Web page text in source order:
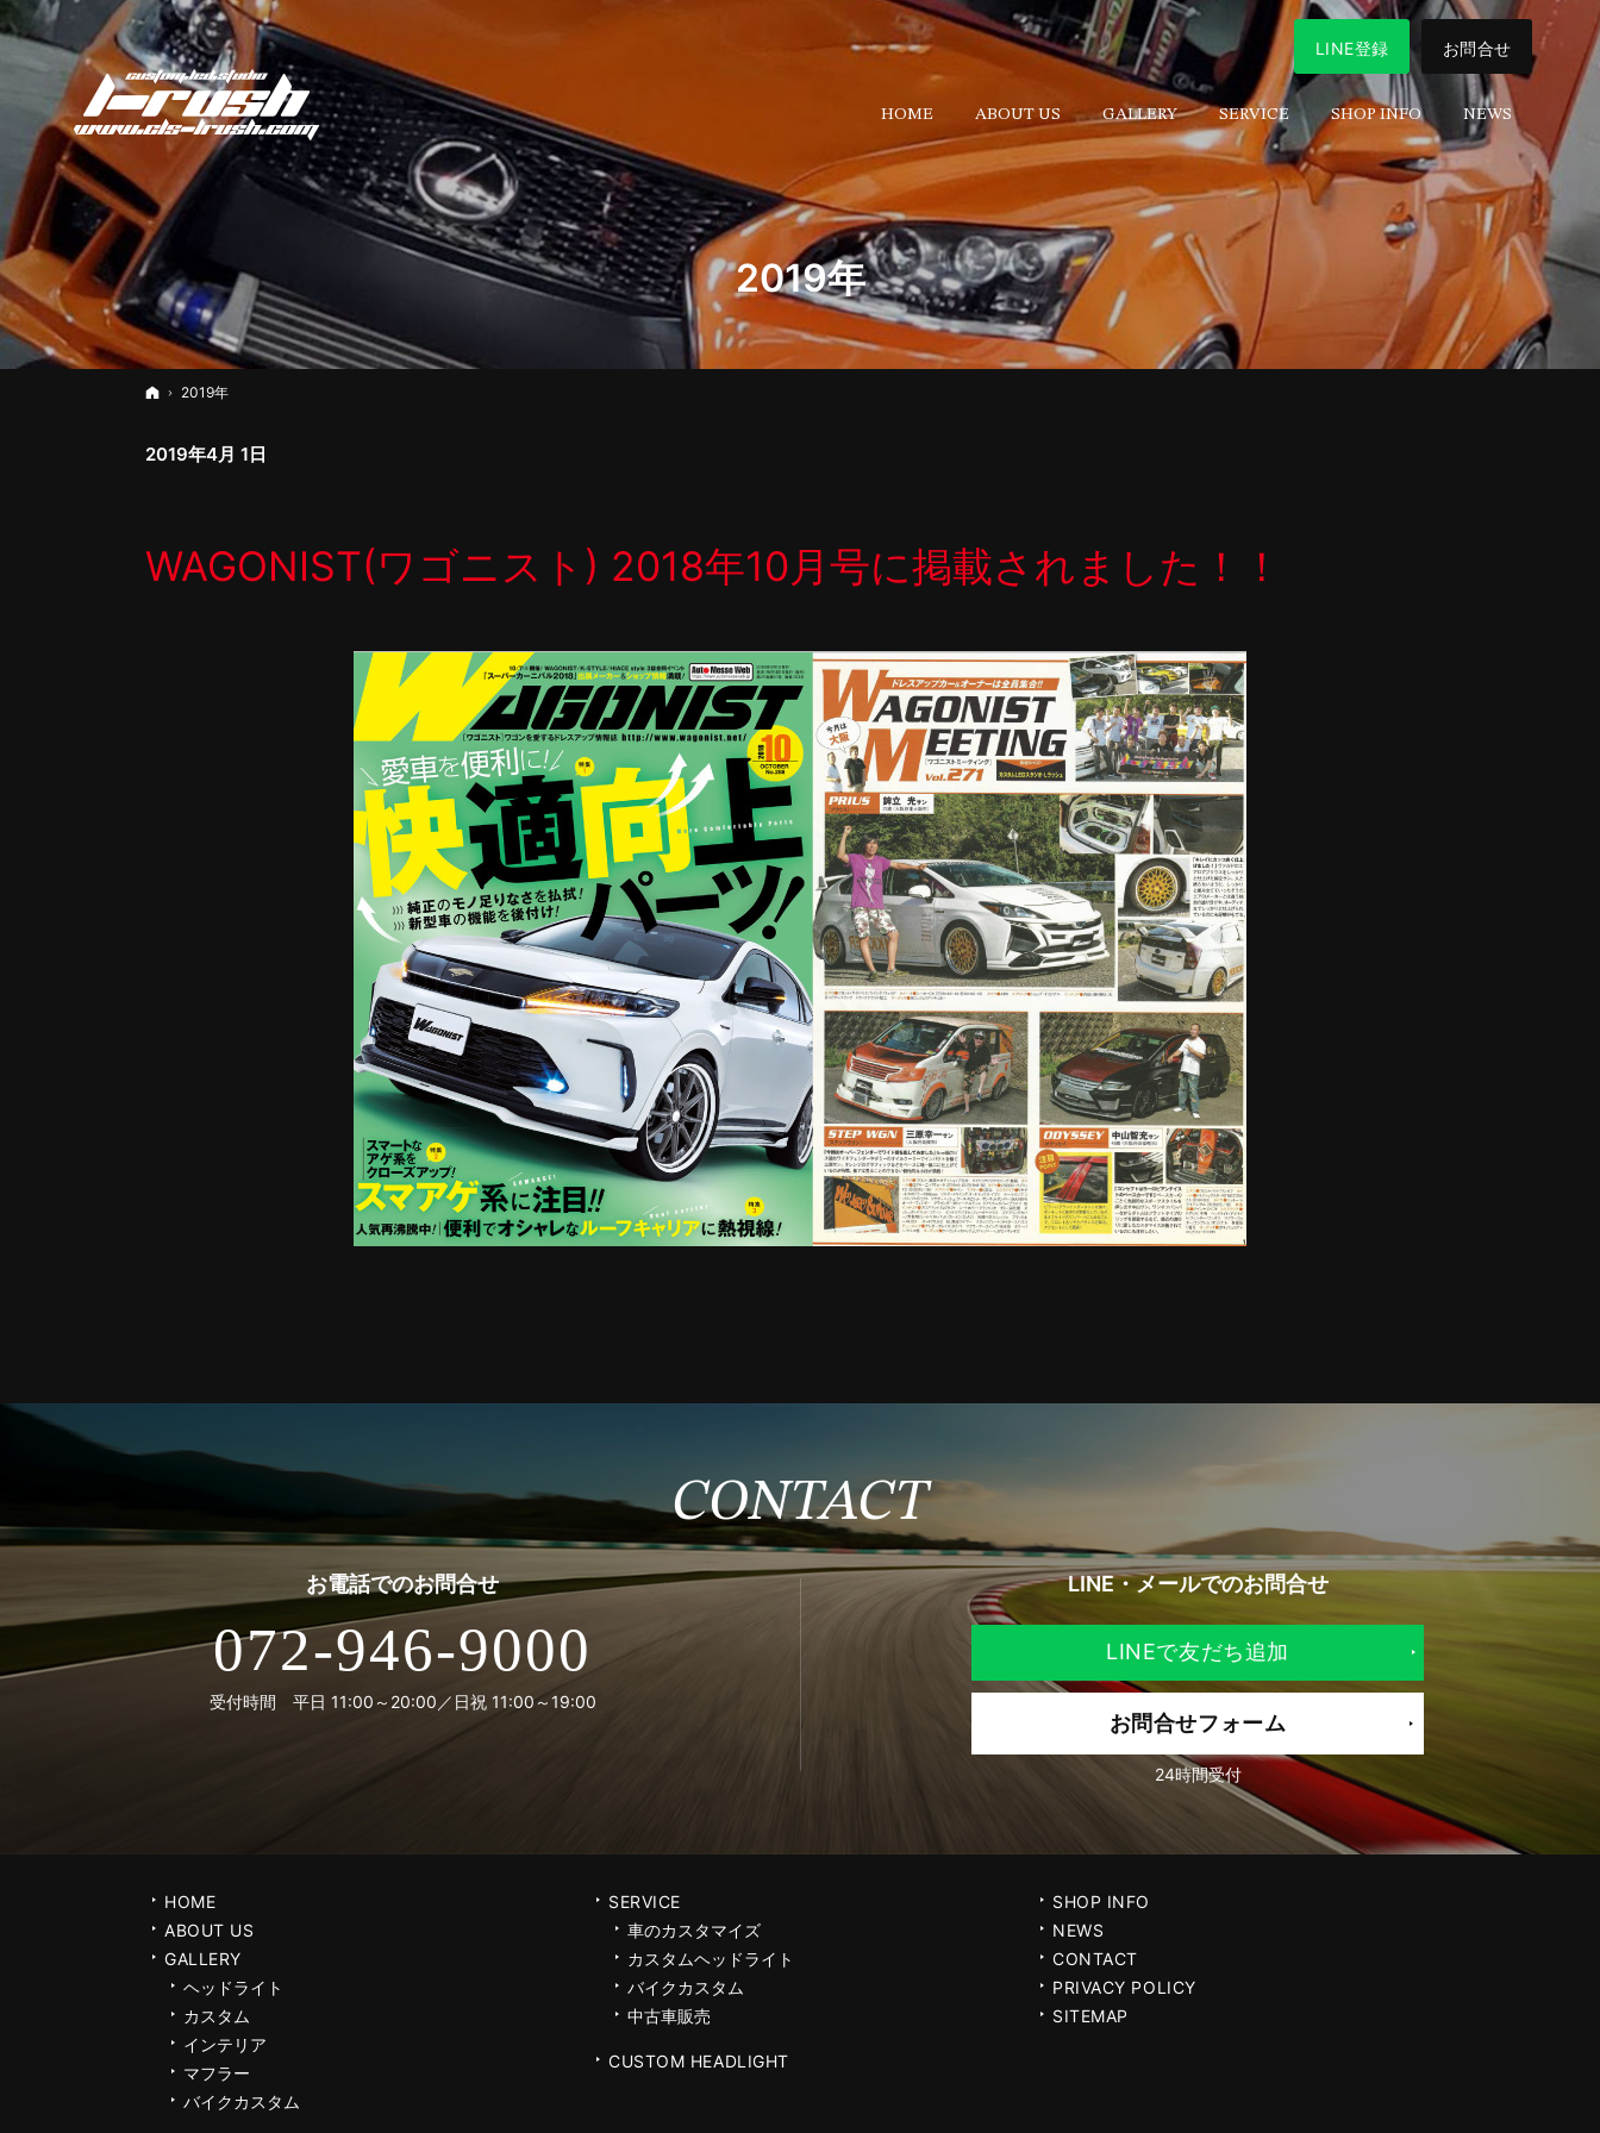
2019年
ホーム
2019年
2019年4月 1日
WAGONIST(ワゴニスト) 2018年10月号に掲載されました！！
LINE登録 お問合せ
HOME ABOUT US GALLERY SERVICE SHOP INFO NEWS
CONTACT
お電話でのお問合せ
072-946-9000
受付時間 平日 11:00～20:00／日祝 11:00～19:00
LINE・メールでのお問合せ
LINEで友だち追加
お問合せフォーム
24時間受付
HOME
ABOUT US
GALLERY
ヘッドライト
カスタム
インテリア
マフラー
バイクカスタム
SERVICE
車のカスタマイズ
カスタムヘッドライト
バイクカスタム
中古車販売
CUSTOM HEADLIGHT
SHOP INFO
NEWS
CONTACT
PRIVACY POLICY
SITEMAP